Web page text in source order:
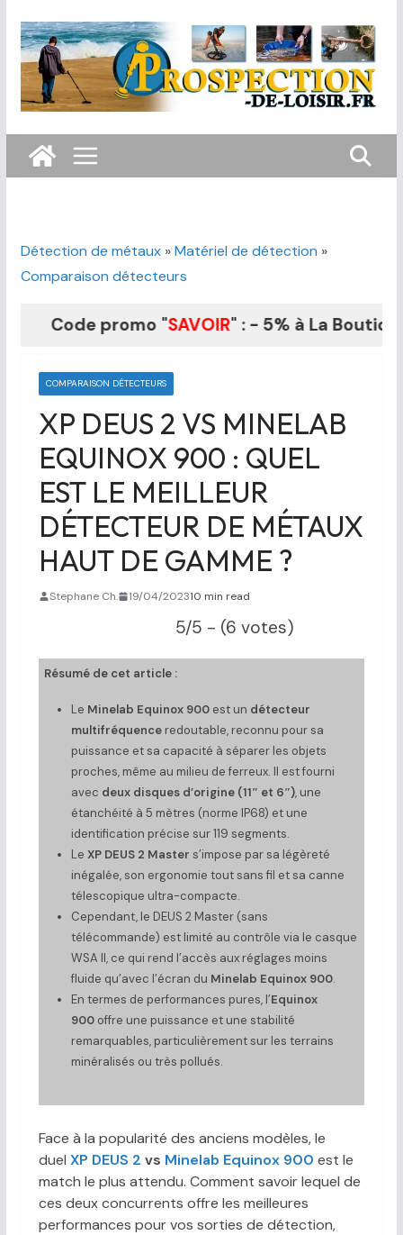
au
contenu
Détection de métaux»Matériel de détection »
Comparaison détecteurs
Code promo "SAVOIR" : - 5% à La Boutique
COMPARAISON DÉTECTEURS
XP DEUS 2 VS MINELAB
EQUINOX 900 : QUEL
EST LE MEILLEUR
DÉTECTEUR DE MÉTAUX
HAUT DE GAMME ?
Stephane Ch. 19/04/202310 min read
5/5 - (6 votes)
Résumé de cet article :
Le Minelab Equinox 900 est un détecteur
multifréquence redoutable, reconnu pour sa
puissance et sa capacité à séparer les objets
proches, même au milieu de ferreux. Il est fourni
avec deux disques d’origine (11″ et 6″), une
étanchéité à 5 mètres (norme IP68) et une
identification précise sur 119 segments.
LeXP DEUS 2 Master s’impose par sa légèreté
inégalée, son ergonomie tout sans fil et sa canne
télescopique ultra-compacte.
Cependant, le DEUS 2 Master (sans
télécommande) est limité au contrôle via le casque
WSA II, ce qui rend l’accès aux réglages moins
fluide qu’avec l’écran du Minelab Equinox 900.
En termes de performances pures, l’Equinox
900 offre une puissance et une stabilité
remarquables, particulièrement sur les terrains
minéralisés ou très pollués.
Face à la popularité des anciens modèles, le
duel XP DEUS 2 vs Minelab Equinox 900 est le
match le plus attendu. Comment savoir lequel de
ces deux concurrents offre les meilleures
performances pour vos sorties de détection,